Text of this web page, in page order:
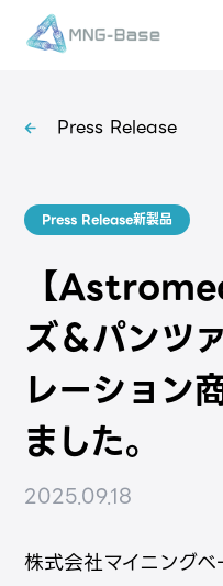
Press Release
Press Release新製品
【
ズ＆パンツ
レーション
ました。
2025.09.18
株式会社マイニング